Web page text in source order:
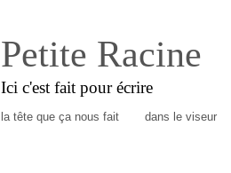
Petite Racine
Ici c'est fait pour écrire
la tête que ça nous fait dans le viseur